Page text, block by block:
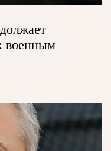
военным